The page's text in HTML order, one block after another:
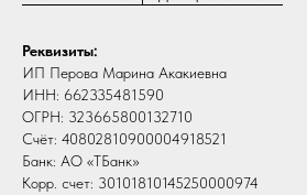
Реквизиты:
ИП Перова Марина Акакиевна
ИНН: 662335481590
ОГРН: 323665800132710
Счёт: 40802810900004918521
Банк: АО «ТБанк»
Корр. счет: 30101810145250000974